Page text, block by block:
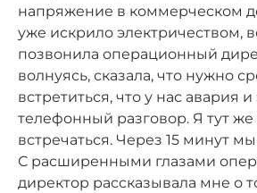
напряжение в коммерческом
уже искрило электричеством,
позвонила операционный
волнуясь, сказала, что нужно
встретиться, что у нас авария и
телефонный разговор. Я тут же
встречаться. Через 15 минут
С расширенными глазами
директор рассказывала мне о